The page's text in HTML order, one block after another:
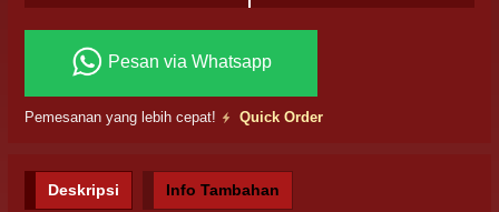
Pesan via Whatsapp
Pemesanan yang lebih cepat! Quick Order
Deskripsi Info Tambahan